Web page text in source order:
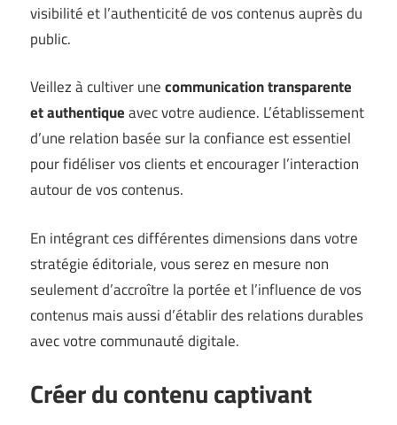
visibilité et l’authenticité de vos contenus auprès du
public.
Veillez à cultiver unecommunication transparente
et authentiqueavec votre audience. L’établissement
d’une relation basée sur la confiance est essentiel
pour fidéliser vos clients et encourager l’interaction
autour de vos contenus.
En intégrant ces différentes dimensions dans votre
stratégie éditoriale, vous serez en mesure non
seulement d’accroître la portée et l’influence de vos
contenus mais aussi d’établir des relations durables
avec votre communauté digitale.
Créer du contenu captivant